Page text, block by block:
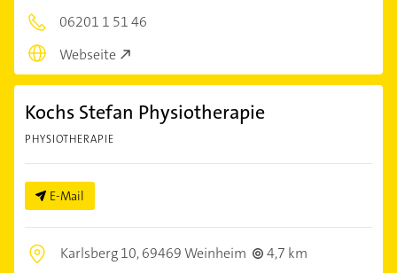
06201 1 51 46
Webseite
Kochs Stefan Physiotherapie
PHYSIOTHERAPIE
E-Mail
Karlsberg 10,69469 Weinheim
4,7 km